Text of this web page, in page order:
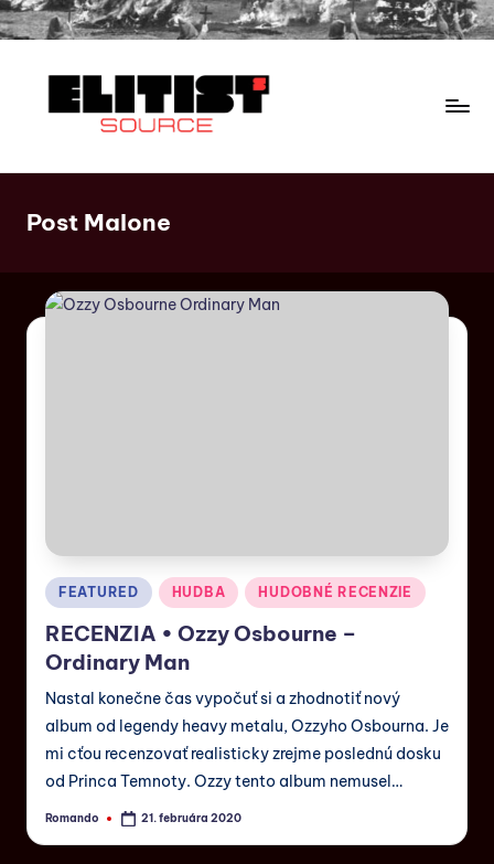
Post Malone
FEATURED HUDBA HUDOBNÉ RECENZIE
RECENZIA • Ozzy Osbourne –
Ordinary Man
Nastal konečne čas vypočuť si a zhodnotiť nový
album od legendy heavy metalu, Ozzyho Osbourna. Je
mi cťou recenzovať realisticky zrejme poslednú dosku
od Princa Temnoty. Ozzy tento album nemusel…
Romando 21. februára 2020